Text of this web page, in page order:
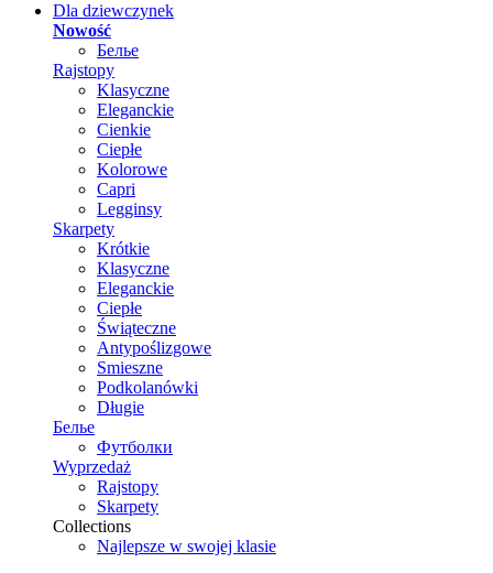
Dla dziewczynek
Nowość
Белье
Rajstopy
Klasyczne
Eleganckie
Cienkie
Ciepłe
Kolorowe
Capri
Legginsy
Skarpety
Krótkie
Klasyczne
Eleganckie
Ciepłe
Świąteczne
Antypoślizgowe
Smieszne
Podkolanówki
Długie
Белье
Футболки
Wyprzedaż
Rajstopy
Skarpety
Collections
Najlepsze w swojej klasie